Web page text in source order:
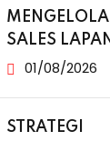
SALES
ERA DIGITAL
01/08/2026
STRATEGI